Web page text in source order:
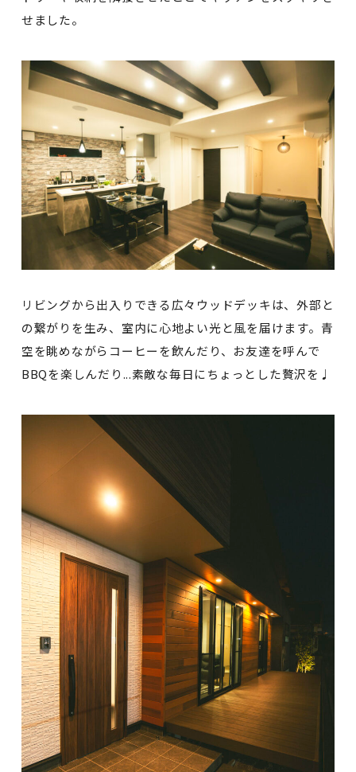
せました。
リビングから出入りできる広々ウッドデッキは、外部と
の繋がりを生み、室内に心地よい光と風を届けます。青
空を眺めながらコーヒーを飲んだり、お友達を呼んで
BBQを楽しんだり...素敵な毎日にちょっとした贅沢を♩